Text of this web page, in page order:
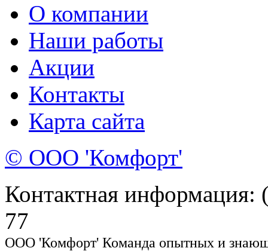
О компании
Наши работы
Акции
Контакты
Карта сайта
© ООО 'Комфорт'
Контактная
77
ООО 'Комфорт' Команда опытных и